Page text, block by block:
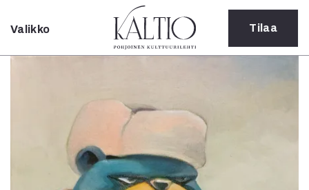
Sulje
Verkkoartikkeli
Teatteri
Sarjakuva
Sámegillii
Valikko Tilaa